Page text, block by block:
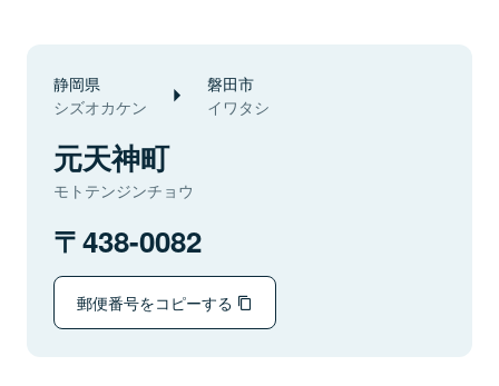
静岡県
シズオカケン
磐田市
イワタシ
元天神町
モトテンジンチョウ
438-0082
郵便番号をコピーする